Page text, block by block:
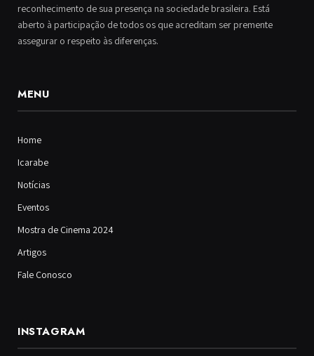
reconhecimento de sua presença na sociedade brasileira. Está
aberto à participação de todos os que acreditam ser premente
assegurar o respeito às diferenças.
MENU
Home
Icarabe
Notícias
Eventos
Mostra de Cinema 2024
Artigos
Fale Conosco
INSTAGRAM